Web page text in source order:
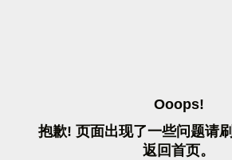
OOOPS!
抱歉! 页面出现了一些问题请刷
返 回首页。